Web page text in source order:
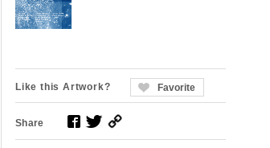
Like this Artwork? Favorite
Share